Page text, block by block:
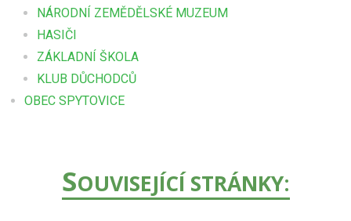
NÁRODNÍ ZEMĚDĚLSKÉ MUZEUM
HASIČI
ZÁKLADNÍ ŠKOLA
KLUB DŮCHODCŮ
OBEC SPYTOVICE
SOUVISEJÍCÍ STRÁNKY: